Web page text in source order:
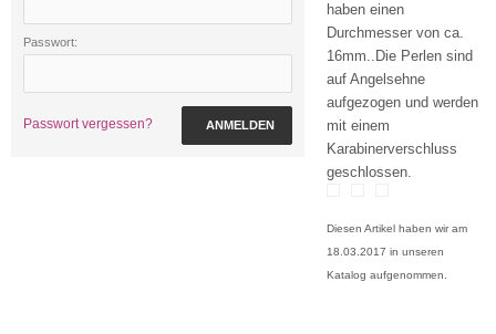
haben einen
Durchmesser von ca.
16mm..Die Perlen sind
auf Angelsehne
aufgezogen und werden
mit einem
Karabinerverschluss
geschlossen.
Diesen Artikel haben wir am
18.03.2017 in unseren
Katalog aufgenommen.
Passwort:
Passwort vergessen? ANMELDEN